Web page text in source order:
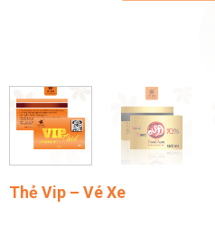
Thẻ Vip – Vé Xe